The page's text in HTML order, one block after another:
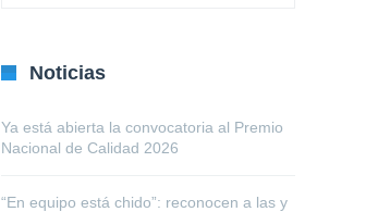
Noticias
Ya está abierta la convocatoria al Premio
Nacional de Calidad 2026
“En equipo está chido”: reconocen a las y